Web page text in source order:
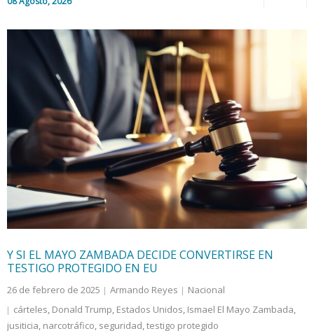
Editorial
Nacional
Colaboradores
Internacional
Cultura
Y SI EL MAYO ZAMBADA DECIDE CONVERTIRSE EN
TESTIGO PROTEGIDO EN EU
26 de febrero de 2025 Armando Reyes
Nacional
cárteles, Donald Trump, Estados Unidos, Ismael El Mayo Zambada,
jusiticia, narcotráfico, seguridad,testigo protegido